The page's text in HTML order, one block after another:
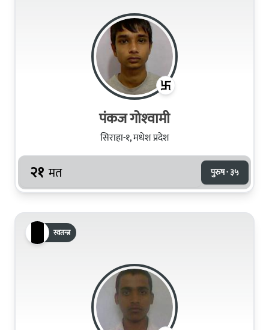
पंकज गोश्‍वामी
सिराहा-१, मधेश प्रदेश
२१ मत पुरुष · ३५
स्वतन्त्र